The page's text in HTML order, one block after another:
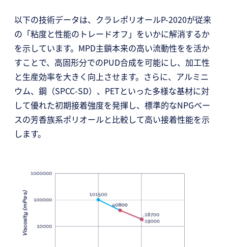
以下の技術データは、クラレポリオールP-2020が従来
の「粘度と性能のトレードオフ」をいかに解消するか
を示しています。MPD主鎖本来の高い流動性をを活か
すことで、高固形分でのPUD合成を可能にし、加工性
と生産効率を大きく向上させます。さらに、アルミニ
ウム、鋼（SPCC-SD）、PETといった多様な基材に対
して優れた初期接着強度を発揮し、標準的なNPGベー
スの芳香族系ポリオールと比較して高い接着性能を示
します。